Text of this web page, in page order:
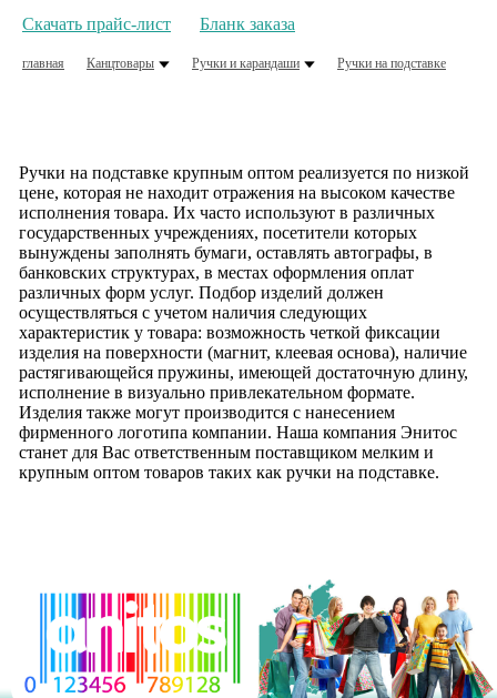
Скачать прайс-лист Бланк заказа
главная Канцтовары Ручки и карандаши Ручки на подставке
Ручки на подставке крупным оптом реализуется по низкой
цене, которая не находит отражения на высоком качестве
исполнения товара. Их часто используют в различных
государственных учреждениях, посетители которых
вынуждены заполнять бумаги, оставлять автографы, в
банковских структурах, в местах оформления оплат
различных форм услуг. Подбор изделий должен
осуществляться с учетом наличия следующих
характеристик у товара: возможность четкой фиксации
изделия на поверхности (магнит, клеевая основа), наличие
растягивающейся пружины, имеющей достаточную длину,
исполнение в визуально привлекательном формате.
Изделия также могут производится с нанесением
фирменного логотипа компании. Наша компания Энитос
станет для Вас ответственным поставщиком мелким и
крупным оптом товаров таких как ручки на подставке.